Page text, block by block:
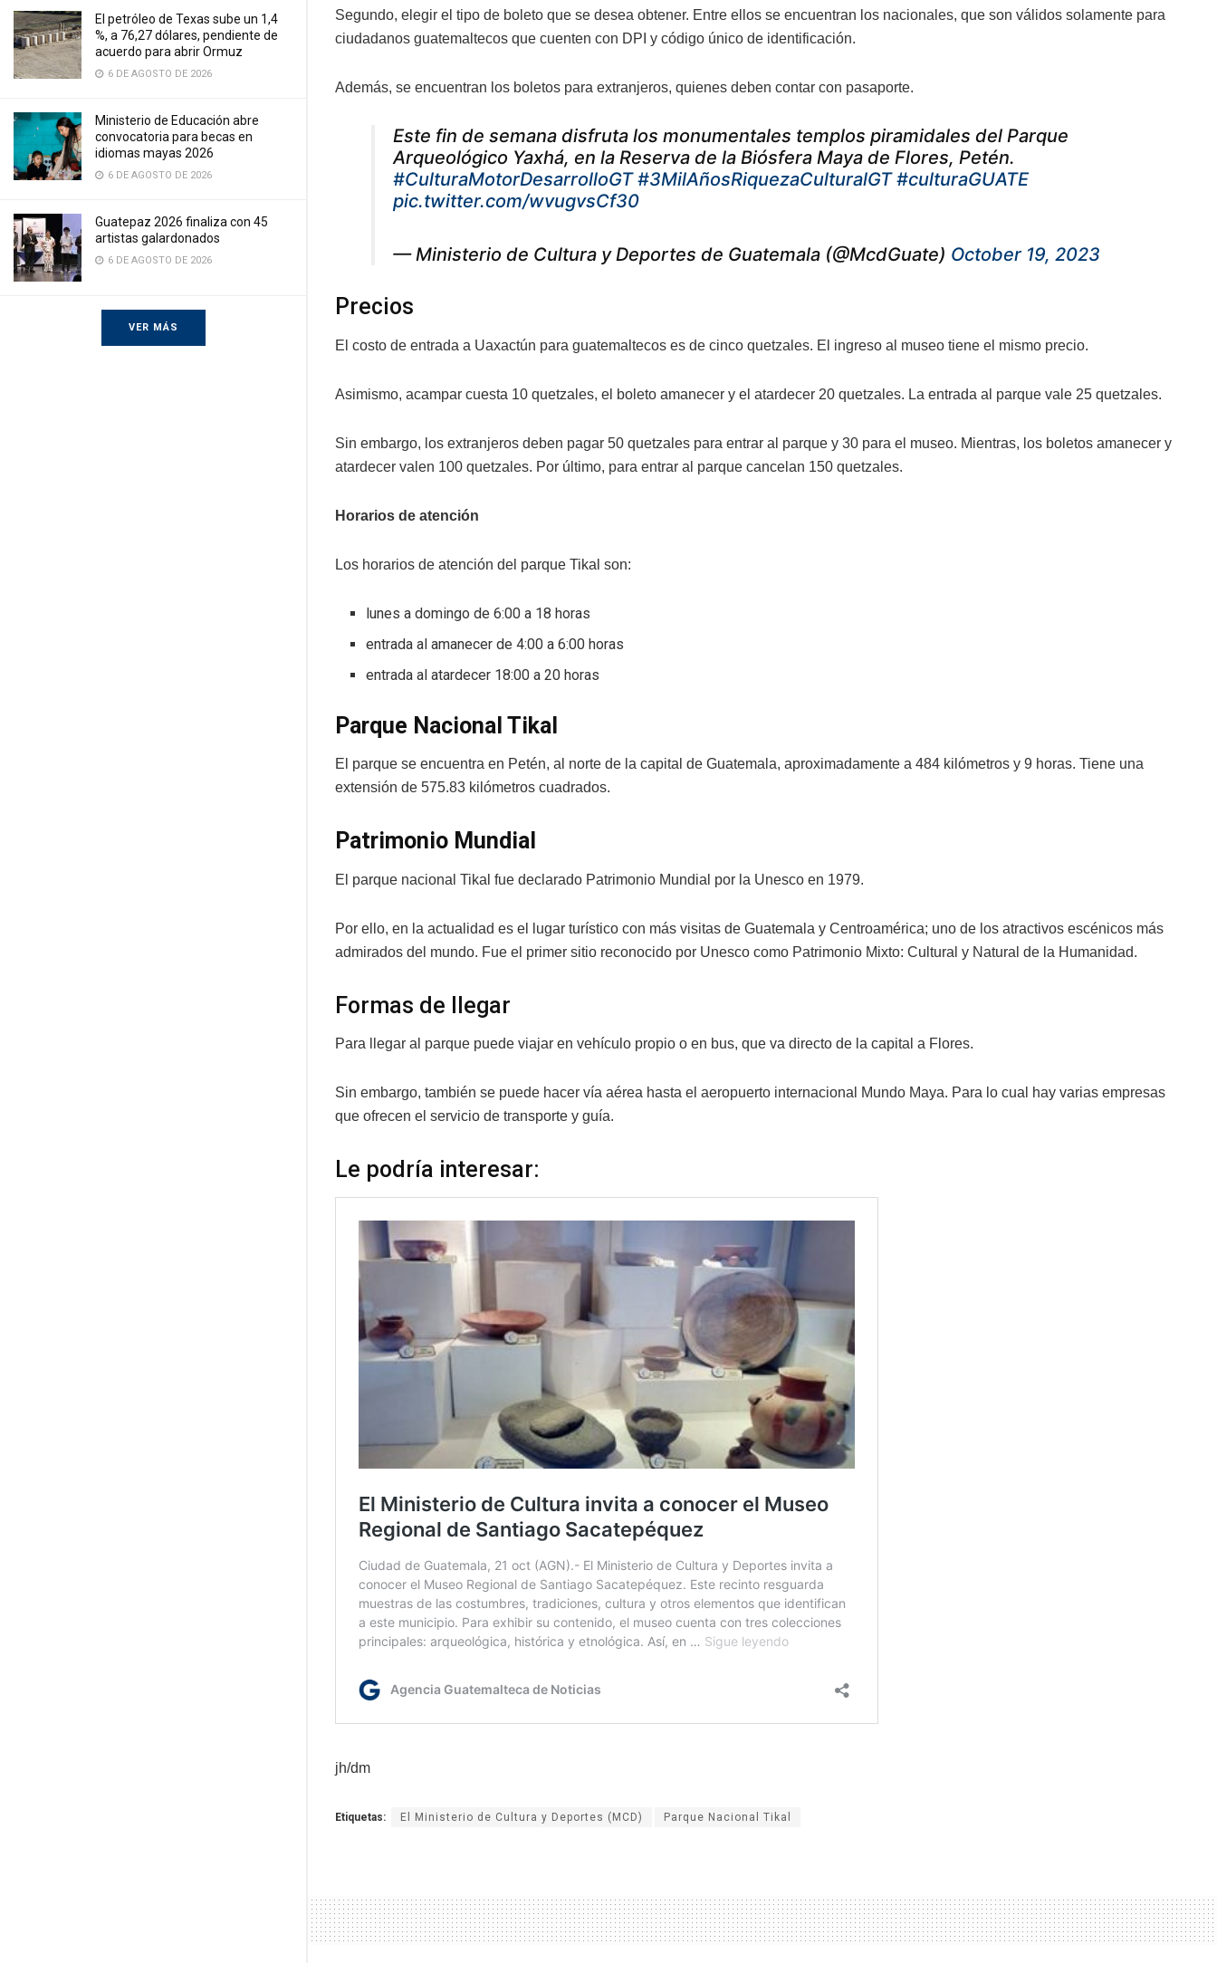
El petróleo de Texas sube un 1,4
%, a 76,27 dólares, pendiente de
acuerdo para abrir Ormuz
6 DE AGOSTO DE 2026
Ministerio de Educación abre
convocatoria para becas en
idiomas mayas 2026
6 DE AGOSTO DE 2026
Guatepaz 2026 finaliza con 45
artistas galardonados
6 DE AGOSTO DE 2026
VER MÁS
Segundo, elegir el tipo de boleto que se desea obtener. Entre ellos se encuentran los nacionales, que son válidos solamente para
ciudadanos guatemaltecos que cuenten con DPI y código único de identificación.
Además, se encuentran los boletos para extranjeros, quienes deben contar con pasaporte.
Este fin de semana disfruta los monumentales templos piramidales del Parque
Arqueológico Yaxhá, en la Reserva de la Biósfera Maya de Flores, Petén.
#CulturaMotorDesarrolloGT #3MilAñosRiquezaCulturalGT #culturaGUATE
pic.twitter.com/wvugvsCf30
— Ministerio de Cultura y Deportes de Guatemala (@McdGuate) October 19, 2023
Precios
El costo de entrada a Uaxactún para guatemaltecos es de cinco quetzales. El ingreso al museo tiene el mismo precio.
Asimismo, acampar cuesta 10 quetzales, el boleto amanecer y el atardecer 20 quetzales. La entrada al parque vale 25 quetzales.
Sin embargo, los extranjeros deben pagar 50 quetzales para entrar al parque y 30 para el museo. Mientras, los boletos amanecer y
atardecer valen 100 quetzales. Por último, para entrar al parque cancelan 150 quetzales.
Horarios de atención
Los horarios de atención del parque Tikal son:
lunes a domingo de 6:00 a 18 horas
entrada al amanecer de 4:00 a 6:00 horas
entrada al atardecer 18:00 a 20 horas
Parque Nacional Tikal
El parque se encuentra en Petén, al norte de la capital de Guatemala, aproximadamente a 484 kilómetros y 9 horas. Tiene una
extensión de 575.83 kilómetros cuadrados.
Patrimonio Mundial
El parque nacional Tikal fue declarado Patrimonio Mundial por la Unesco en 1979.
Por ello, en la actualidad es el lugar turístico con más visitas de Guatemala y Centroamérica; uno de los atractivos escénicos más
admirados del mundo. Fue el primer sitio reconocido por Unesco como Patrimonio Mixto: Cultural y Natural de la Humanidad.
Formas de llegar
Para llegar al parque puede viajar en vehículo propio o en bus, que va directo de la capital a Flores.
Sin embargo, también se puede hacer vía aérea hasta el aeropuerto internacional Mundo Maya. Para lo cual hay varias empresas
que ofrecen el servicio de transporte y guía.
Le podría interesar:
jh/dm
Etiquetas: El Ministerio de Cultura y Deportes (MCD) Parque Nacional Tikal